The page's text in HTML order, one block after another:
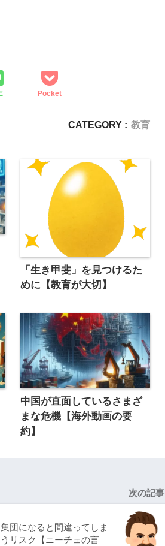
Pocket
CATEGORY : 教育
「生き甲斐」を見つけるた
めに【教育が大切】
中国が直面しているさまざ
まな危機【海外動画の要
約】
次の記事
集団になると間違ってしま
うリスク【ニーチェの言